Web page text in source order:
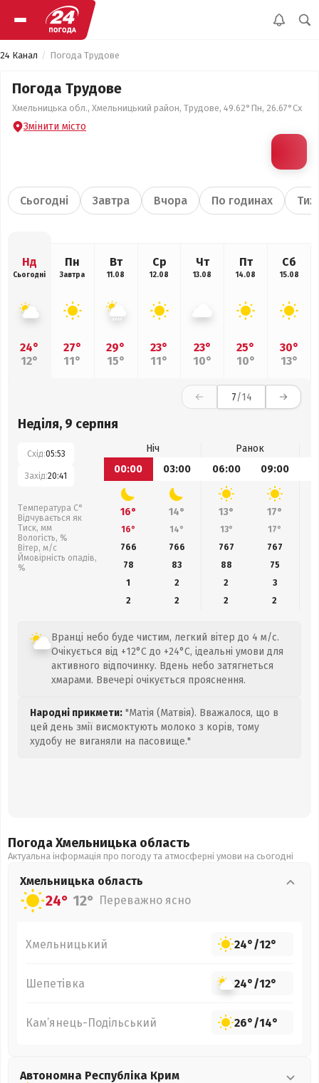
24 Канал Погода Трудове
Погода Трудове
Хмельницька обл., Хмельницький район, Трудове, 49.62°Пн, 26.67°Сх
Змінити місто
Сьогодні Завтра Вчора По годинах
Нд
Сьогодні
24°
12°
Пн
Завтра
27°
11°
Вт
11.08
29°
15°
Ср
12.08
23°
11°
Чт
13.08
23°
10°
Пт
14.08
25°
10°
Сб
15.08
30°
13°
7/14
Неділя, 9 серпня
Схід:05:53
Захід:20:41
Температура С°
Відчувається як
Тиск, мм
Вологість, %
Вітер, м/с
Ймовірність опадів,
%
Ніч
Ранок
00:00
03:00 06:00 09:00
16° 14° 13° 17°
16° 14° 13° 17°
766
766 767 767
78
83 88 75
1
2 2
3
2
2 2 2
Вранці небо буде чистим, легкий вітер до 4 м/с.
Очікується від +12°C до +24°C, ідеальні умови для
активного відпочинку. Вдень небо затягнеться
хмарами. Ввечері очікується прояснення.
Народні прикмети: "Матія (Матвія). Вважалося, що в
цей день змії висмоктують молоко з корів, тому
худобу не виганяли на пасовище."
Погода Хмельницька область
Актуальна інформація про погоду та атмосферні умови на сьогодні
Хмельницька область
24° 12° Переважно ясно
Хмельницький 24°/12°
Шепетівка 24°/12°
Кам’янець-Подільський 26°/14°
Автономна Республіка Крим